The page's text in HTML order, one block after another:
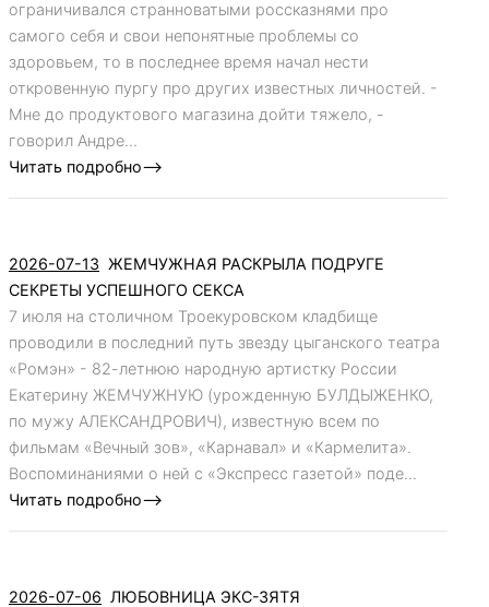
ограничивался странноватыми россказнями про
самого себя и свои непонятные проблемы со
здоровьем, то в последнее время начал нести
откровенную пургу про других известных личностей. -
Мне до продуктового магазина дойти тяжело, -
говорил Андре...
Читать подробно-->
2026-07-13 ЖЕМЧУЖНАЯ РАСКРЫЛА ПОДРУГЕ
СЕКРЕТЫ УСПЕШНОГО СЕКСА
7 июля на столичном Троекуровском кладбище
проводили в последний путь звезду цыганского театра
«Ромэн» - 82-летнюю народную артистку России
Екатерину ЖЕМЧУЖНУЮ (урожденную БУЛДЫЖЕНКО,
по мужу АЛЕКСАНДРОВИЧ), известную всем по
фильмам «Вечный зов», «Карнавал» и «Кармелита».
Воспоминаниями о ней с «Экспресс газетой» поде...
Читать подробно-->
2026-07-06 ЛЮБОВНИЦА ЭКС-ЗЯТЯ